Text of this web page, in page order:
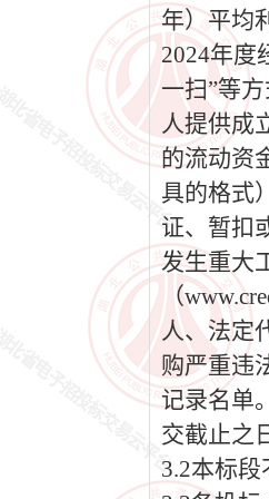
年）平均
2024年度
一扫”等
人提供成
的流动资
具的格式
证、暂扣
发生重大
（
人、法定
购严重违
记录名单
交截止之
3.2本标段